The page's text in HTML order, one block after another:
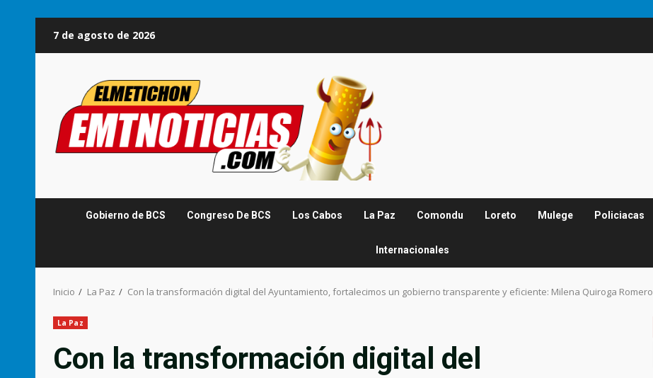
7 de agosto de 2026
Gobierno de BCS Congreso De BCS Los Cabos La Paz Comondu Loreto Mulege Policiacas
Internacionales
Inicio La Paz Con la transformación digital del Ayuntamiento, fortalecimos un gobierno transparente y eficiente: Milena Quiroga Romero
La Paz
Con la transformación digital del